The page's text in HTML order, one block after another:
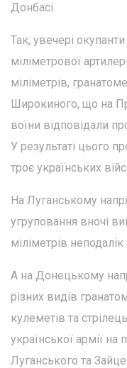
Донбасі.
Так, увечері
міліметрової
міліметрів,
Широкиного, що на
воїни відповідали
У результаті цього
троє українських
На Луганському
угруповання вночі
міліметрів
А на Донецькому
різних видів
кулеметів та
української армії на
Луганського та